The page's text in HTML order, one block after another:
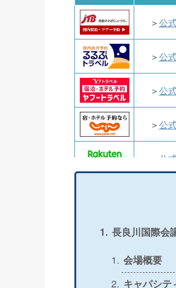
＞公
＞公
＞公
＞公
公
＞公
＞公式
長良川国際会
会場概要
キャパシテ